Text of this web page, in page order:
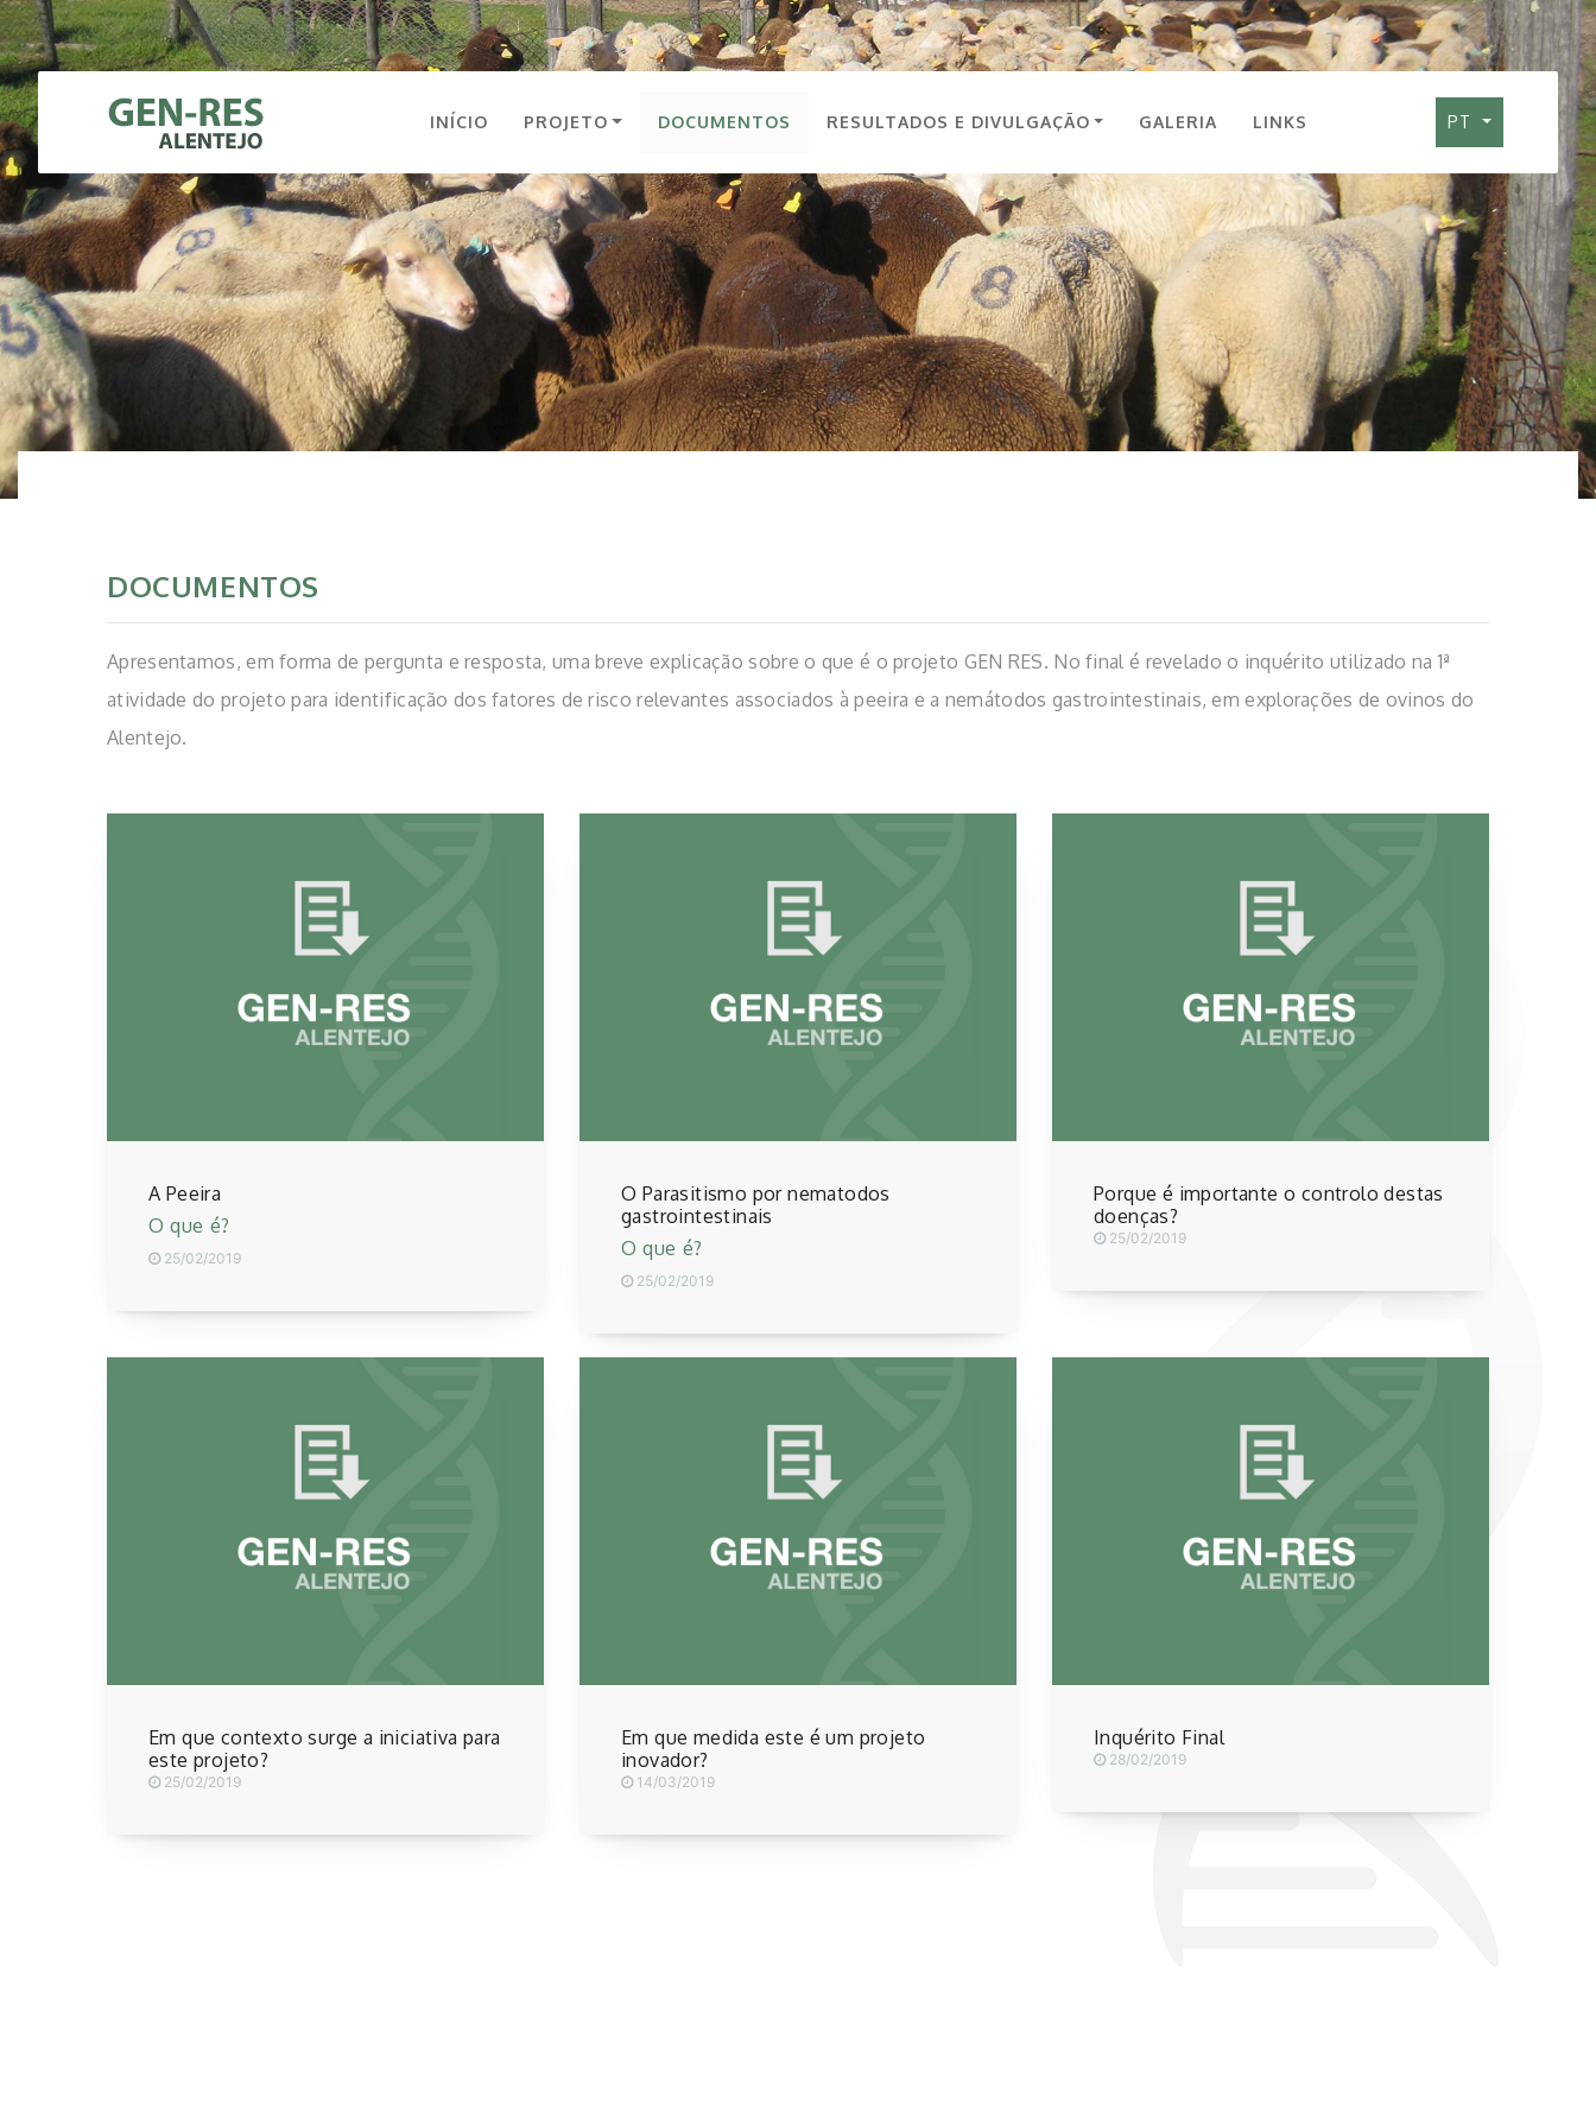
INÍCIO PROJETO DOCUMENTOS RESULTADOS E DIVULGAÇÃO GALERIA LINKS PT
DOCUMENTOS
Apresentamos, em forma de pergunta e resposta, uma breve explicação sobre o que é o projeto GEN RES. No final é revelado o inquérito utilizado na 1ª
atividade do projeto para identificação dos fatores de risco relevantes associados à peeira e a nemátodos gastrointestinais, em explorações de ovinos do
Alentejo.
A Peeira
O que é?
25/02/2019
O Parasitismo por nematodos
gastrointestinais
O que é?
25/02/2019
Porque é importante o controlo destas
doenças?
25/02/2019
Em que contexto surge a iniciativa para
este projeto?
25/02/2019
Em que medida este é um projeto
inovador?
14/03/2019
Inquérito Final
28/02/2019